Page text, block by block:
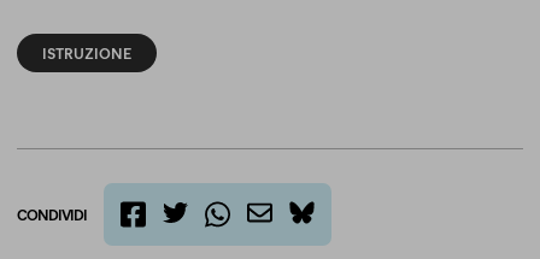
ISTRUZIONE
CONDIVIDI
bluesky